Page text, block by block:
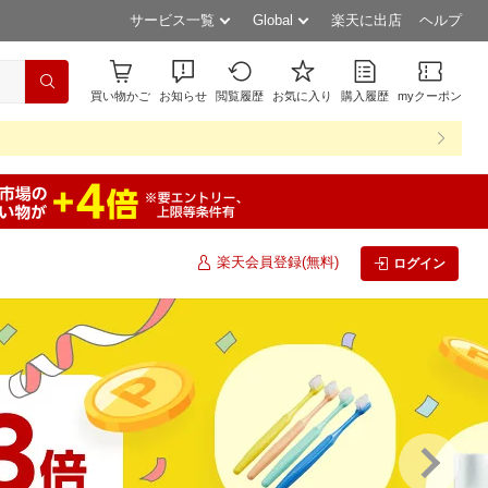
サービス一覧 Global 楽天に出店 ヘルプ
買い物かご お知らせ 閲覧履歴 お気に入り 購入履歴 myクーポン
楽天会員登録(無料) ログイン